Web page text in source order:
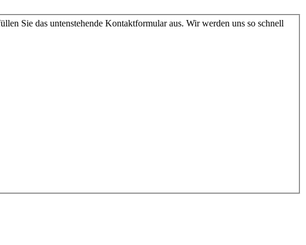
Sie das untenstehende Kontaktformular aus. Wir werden uns so schnell